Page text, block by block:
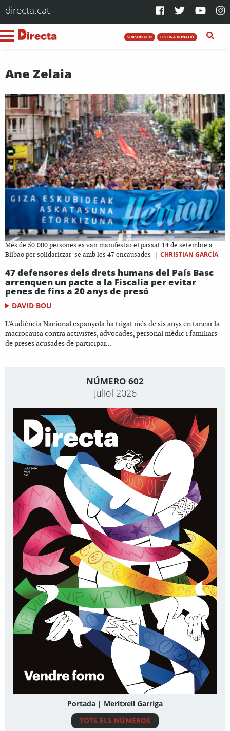
directa.cat
SUBSCRIU-T'HI FES UNA DONACIÓ
Ane Zelaia
Més de 50.000 persones es van manifestar el passat 14 de setembre a
Bilbao per solidaritzar-se amb les 47 encausades
| CHRISTIAN GARCÍA
47 defensores dels drets humans del País Basc
arrenquen un pacte a la Fiscalia per evitar
penes de fins a 20 anys de presó
DAVID BOU
L’Audiència Nacional espanyola ha trigat més de sis anys en tancar la
macrocausa contra activistes, advocades, personal mèdic i familiars
de preses acusades de participar...
NÚMERO 602
Juliol 2026
Portada | Meritxell Garriga
TOTS ELS NÚMEROS